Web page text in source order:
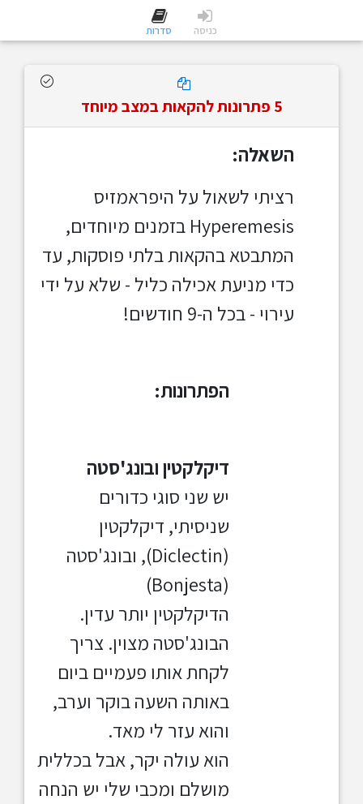
כניסה סדרות
5 פתרונות להקאות במצב מיוחד
השאלה:
רציתי לשאול על היפראמזיס
Hyperemesis בזמנים מיוחדים,
המתבטא בהקאות בלתי פוסקות, עד
כדי מניעת אכילה כליל - שלא על ידי
עירוי - בכל ה-9 חודשים!
הפתרונות:
דיקלקטין ובונג'סטה
יש שני סוגי כדורים
שניסיתי, דיקלקטין
(Diclectin), ובונג'סטה
(Bonjesta)
הדיקלקטין יותר עדין.
הבונג'סטה מצוין. צריך
לקחת אותו פעמיים ביום
באותה השעה בוקר וערב,
והוא עזר לי מאד.
הוא עולה יקר, אבל בכללית
מושלם ומכבי שלי יש הנחה